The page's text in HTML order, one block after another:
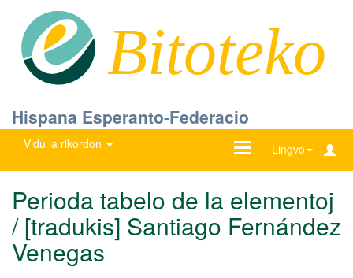
Bitoteko
Hispana Esperanto-Federacio
Vidu la rikordon Lingvo
Ŝanĝu
Perioda tabelo de la elementoj
/ [tradukis] Santiago Fernández
Venegas